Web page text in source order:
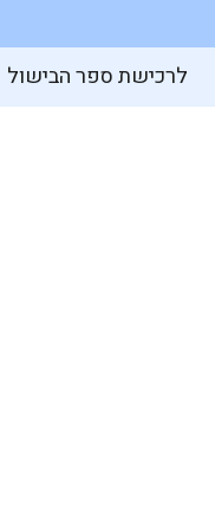
לרכישת ספר הבישול